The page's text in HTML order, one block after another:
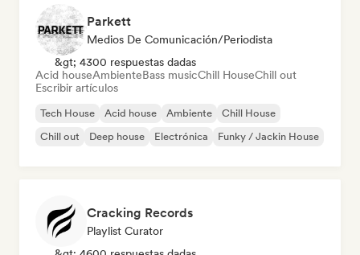
Parkett
Medios De Comunicación/Periodista
&gt; 4300 respuestas dadas
Acid houseAmbienteBass musicChill HouseChill out
Escribir artículos
Tech House Acid house Ambiente
Chill House
Chill out
Deep house Electrónica Funky / Jackin House
Cracking Records
Playlist Curator